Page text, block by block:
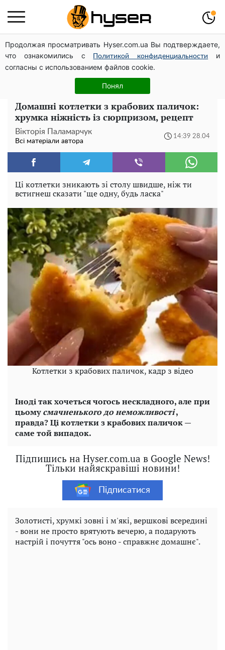
Продолжая просматривать Hyser.com.ua Вы подтверждаете,
что ознакомились с
Политикой конфиденциальности
и
согласны с использованием файлов cookie.
Понял
Гола Олена Тополя у цікавих позах змусила відвисати
щелепи: злив відео – було лише початком
Повністю гола Анна Трінчер блиснула "принадами":
таких розмірів ви ще не бачили
Домашні котлетки з крабових паличок:
хрумка ніжність із сюрпризом, рецепт
Вікторія Паламарчук
Всі матеріали автора
14:39 28.04
Ці котлетки зникають зі столу швидше, ніж ти
встигнеш сказати "ще одну, будь ласка"
Котлетки з крабових паличок, кадр з відео
Іноді так хочеться чогось нескладного, але при
цьомусмачненького до неможливості,
правда? Ці котлетки з крабових паличок —
саме той випадок.
Підпишись на Hyser.com.ua в Google News!
Тільки найяскравіші новини!
Підписатися
Золотисті, хрумкі зовні і м'які, вершкові всередині
- вони не просто врятують вечерю, а подарують
настрій і почуття "ось воно - справжнє домашнє".